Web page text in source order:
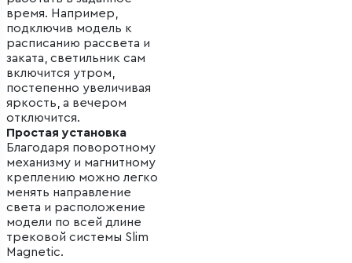
время. Например,
подключив модель к
расписанию рассвета и
заката, светильник сам
включится утром,
постепенно увеличивая
яркость, а вечером
отключится.
Простая установка
Благодаря поворотному
механизму и магнитному
креплению можно легко
менять направление
света и расположение
модели по всей длине
трековой системы Slim
Magnetic.